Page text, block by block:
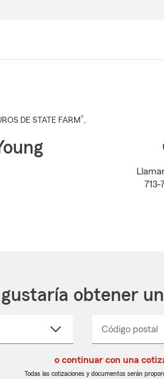
DE STATE FARM®,
713-
gustaría obtener
Código postal
_____
o continuar con una
Todas las cotizaciones y documentos serán